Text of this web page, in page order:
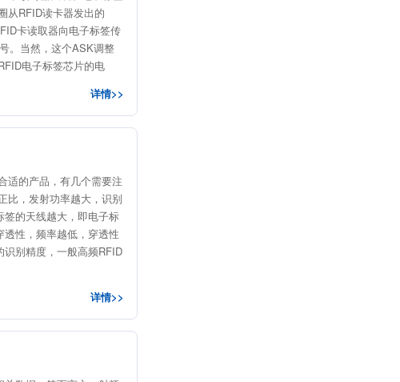
从RFID读卡器发出的
卡读取器向电子标签传
。当然，这个ASK调整
电子标签芯片的电
详情>>
适的产品，有几个需要注
比，发射功率越大，识别
的天线越大，即电子标
性，频率越低，穿透性
别精度，一般高频RFID
详情>>